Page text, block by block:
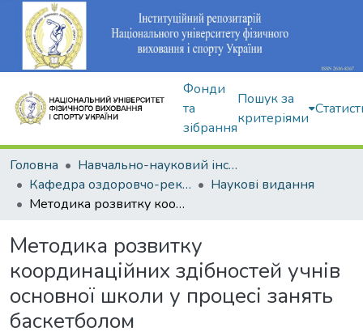
Фонди
та
зібрання
Пошук за
критеріями
Головна
Навчально-науковий інститут здоров'я, реабілітації та фізичного виховання
Кафедра оздоровчо-рекреаційної рухової активності
Наукові видання
Методика розвитку координаційних здібностей учнів основної школи у процесі занять баскетболом
Методика розвитку
координаційних здібностей учнів
основної школи у процесі занять
баскетболом